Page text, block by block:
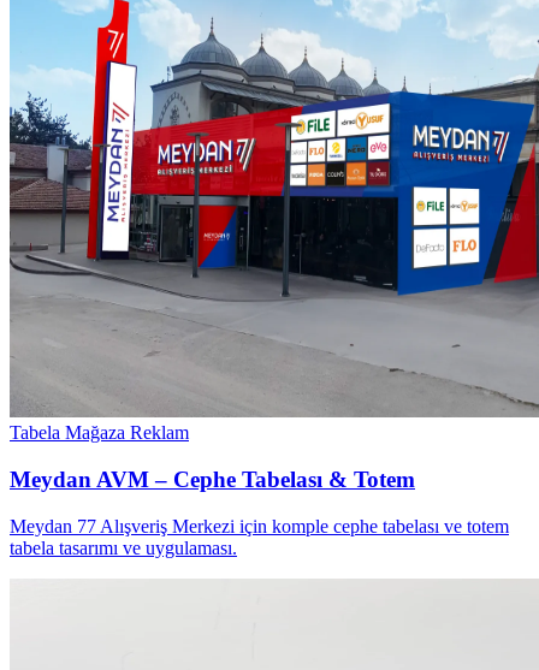
Tabela Mağaza Reklam
Meydan AVM – Cephe Tabelası & Totem
Meydan 77 Alışveriş Merkezi için komple cephe tabelası ve totem
tabela tasarımı ve uygulaması.